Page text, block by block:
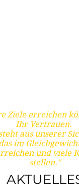
Ziele erreichen
Ihr Vertrauen.
aus unserer
im
und viele
stellen."